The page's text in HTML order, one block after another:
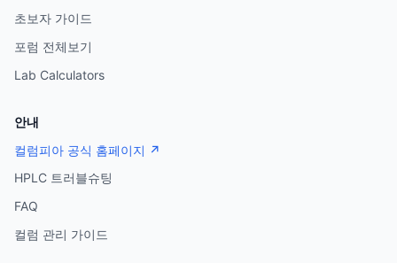
초보자 가이드
포럼 전체보기
Lab Calculators
안내
컬럼피아 공식 홈페이지 ↗
HPLC 트러블슈팅
FAQ
컬럼 관리 가이드